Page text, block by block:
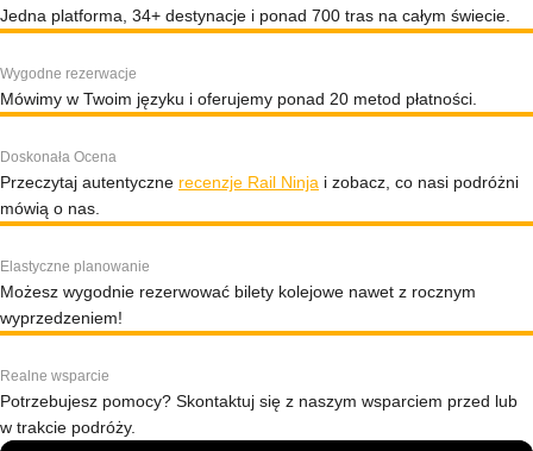
Jedna platforma, 34+ destynacje i ponad 700 tras na całym świecie.
Wygodne rezerwacje
Mówimy w Twoim języku i oferujemy ponad 20 metod płatności.
Doskonała Ocena
Przeczytaj autentyczne recenzje Rail Ninja i zobacz, co nasi podróżni
mówią o nas.
Elastyczne planowanie
Możesz wygodnie rezerwować bilety kolejowe nawet z rocznym
wyprzedzeniem!
Realne wsparcie
Potrzebujesz pomocy? Skontaktuj się z naszym wsparciem przed lub
w trakcie podróży.